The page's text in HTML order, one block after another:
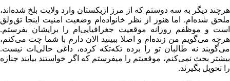
هرچند دیگر به سه دوستم که از مرز ازبکستان وارد ولایت بلخ شده‌اند،
ملحق شده‌ام. اما هنوز از نظر خانواده‌ام وضعیت امنیت اینجا تق‌ولق
است و موظفم روزانه موقعیت جغرافیایی‌ام را برایشان بفرستم.
هرچه می‌گویم من زنده‌ام و اصلا ببینید الان دارم با شما چت می‌کنم،
می‌گویند نه طالبان تو را برده تکه‌تکه کرده، داغی حالی‌ات نیست.
بیشتر بحث نمی‌کنم، موقعیتم را میفرستم که اگر خواستند بیایند جنازه
را تحویل بگیرند.